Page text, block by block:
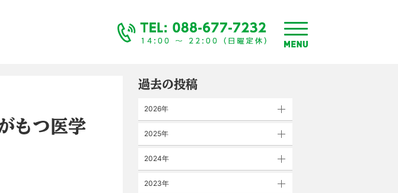
toggle
menu
もつ医学
過去の投稿
2026年
2025年
2024年
2023年